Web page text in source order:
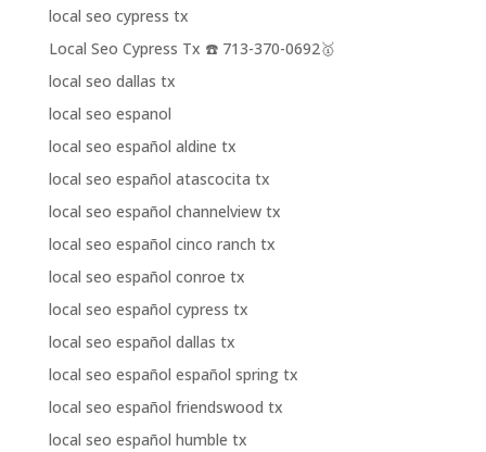
local seo cypress tx
Local Seo Cypress Tx ☎️ 713-370-0692🥇
local seo dallas tx
local seo espanol
local seo español aldine tx
local seo español atascocita tx
local seo español channelview tx
local seo español cinco ranch tx
local seo español conroe tx
local seo español cypress tx
local seo español dallas tx
local seo español español spring tx
local seo español friendswood tx
local seo español humble tx